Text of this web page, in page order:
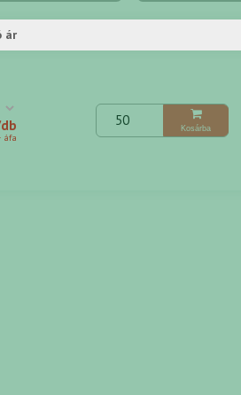
ár
áfa
Kosárba